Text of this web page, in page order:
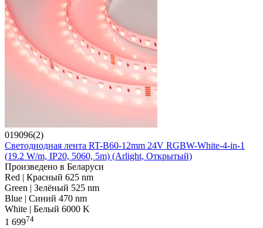
019096(2)
Светодиодная лента RT-B60-12mm 24V RGBW-White-4-in-1
(19.2 W/m, IP20, 5060, 5m) (Arlight, Открытый)
Произведено в Беларуси
Red | Красный 625 nm
Green | Зелёный 525 nm
Blue | Синий 470 nm
White | Белый 6000 K
1 69974